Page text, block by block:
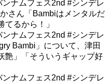
ンナムフェス2nd #シンデレ
さん「Bambiはメンタルだ
るから！」
ンナムフェス2nd #シンデレ
Bambi」について、津田
艶」「そういうギャップ好
ンナムフェス2nd #シンデレ